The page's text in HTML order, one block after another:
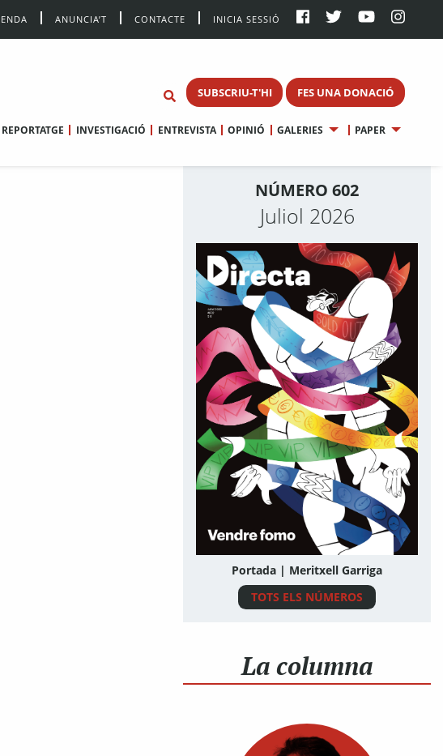
ANUNCIA’T CONTACTE INICIA SESSIÓ
SUBSCRIU-T'HI FES UNA DONACIÓ
REPORTATGE INVESTIGACIÓ ENTREVISTA OPINIÓ GALERIES PAPER
NÚMERO 602
Juliol 2026
Portada | Meritxell Garriga
TOTS ELS NÚMEROS
La columna